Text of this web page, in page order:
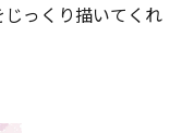
っくり描いてくれ